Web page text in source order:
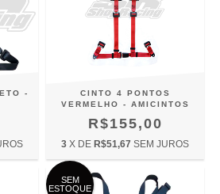
-
CINTO 4 PONTOS
VERMELHO - AMICINTOS
R$155,00
3 X DE R$51,67 SEM JUROS
SEM
ESTOQUE